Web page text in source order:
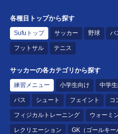
各種目トップから探す
Sufuトップ サッカー 野球 バ
フットサル テニス
サッカーの各カテゴリから探す
練習メニュー 小学生向け 中学
パス シュート フェイント コ
フィジカルトレーニング ウォーミ
レクリエーション GK（ゴールキー